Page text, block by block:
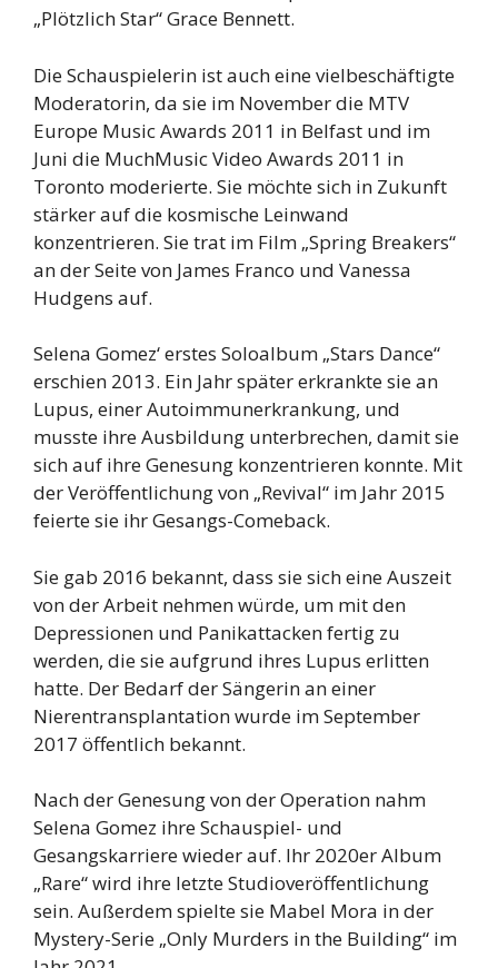
„Plötzlich Star“ Grace Bennett.
Die Schauspielerin ist auch eine vielbeschäftigte
Moderatorin, da sie im November die MTV
Europe Music Awards 2011 in Belfast und im
Juni die MuchMusic Video Awards 2011 in
Toronto moderierte. Sie möchte sich in Zukunft
stärker auf die kosmische Leinwand
konzentrieren. Sie trat im Film „Spring Breakers“
an der Seite von James Franco und Vanessa
Hudgens auf.
Selena Gomez‘ erstes Soloalbum „Stars Dance“
erschien 2013. Ein Jahr später erkrankte sie an
Lupus, einer Autoimmunerkrankung, und
musste ihre Ausbildung unterbrechen, damit sie
sich auf ihre Genesung konzentrieren konnte. Mit
der Veröffentlichung von „Revival“ im Jahr 2015
feierte sie ihr Gesangs-Comeback.
Sie gab 2016 bekannt, dass sie sich eine Auszeit
von der Arbeit nehmen würde, um mit den
Depressionen und Panikattacken fertig zu
werden, die sie aufgrund ihres Lupus erlitten
hatte. Der Bedarf der Sängerin an einer
Nierentransplantation wurde im September
2017 öffentlich bekannt.
Nach der Genesung von der Operation nahm
Selena Gomez ihre Schauspiel- und
Gesangskarriere wieder auf. Ihr 2020er Album
„Rare“ wird ihre letzte Studioveröffentlichung
sein. Außerdem spielte sie Mabel Mora in der
Mystery-Serie „Only Murders in the Building“ im